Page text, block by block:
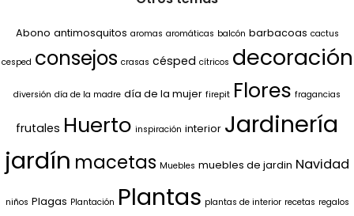
Abono antimosquitos aromas aromáticas balcón barbacoas cactus
cesped consejos crasas césped cítricos decoración
diversión día de la madre día de la mujer firepit Flores fragancias
frutales Huerto inspiración interior Jardinería
jardín macetas Muebles muebles de jardin Navidad
niños Plagas Plantación Plantas plantas de interior recetas regalos